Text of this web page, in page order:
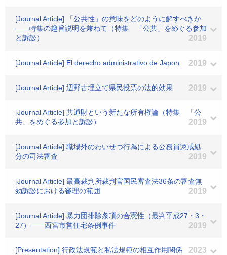
[Journal Article] 「公共性」の意味をどのように解すべきか
――特集の趣旨説明を兼ねて（特集 「公共」をめぐる参加
と訴訟）
2019
[Journal Article] El derecho administrativo de Japon 2019
[Journal Article] 辺野古埋立て県民投票の法的効果 2019
[Journal Article] 共通財という新たな所有権論（特集 「公
共」をめぐる参加と訴訟）
2019
[Journal Article] 職場外のわいせつ行為による公務員懲戒処
分の司法審査
2019
[Journal Article] 最高裁判所裁判官国民審査法36条の審査無
効訴訟における審理の範囲
2019
[Journal Article] 暴力団排除条項の合憲性（最判平成27・3・
27）――西宮市営住宅条例事件
2019
[Presentation] 行政法規範と私法規範の相互作用関係 2023